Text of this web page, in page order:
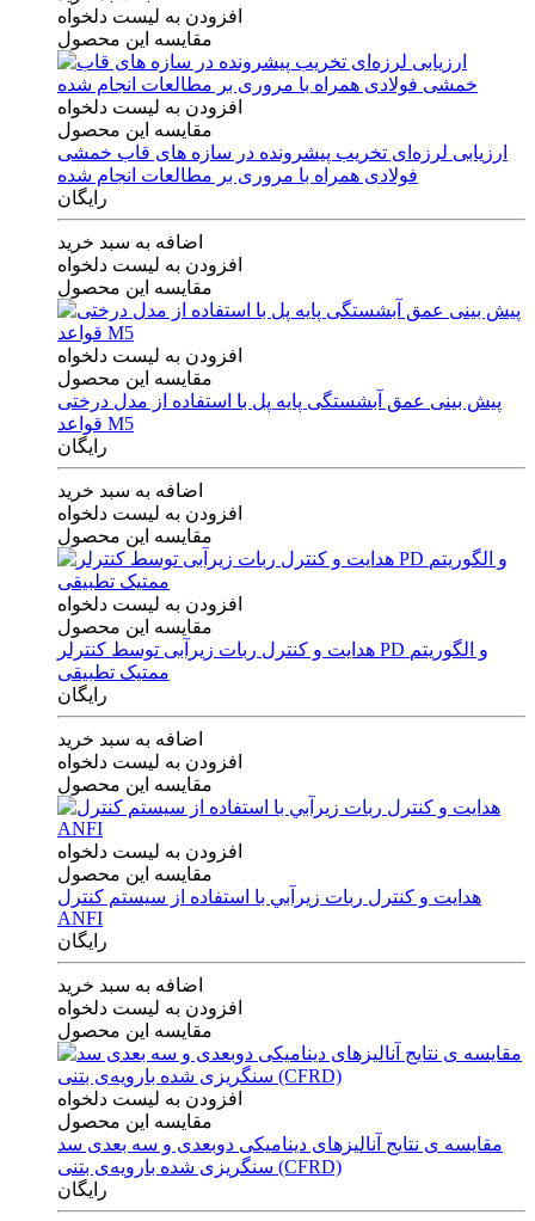
افزودن به لیست دلخواه
مقایسه این محصول
افزودن به لیست دلخواه
مقایسه این محصول
ارزیابی لرزه‌ای تخریب پیشرونده در سازه های قاب خمشی
فولادی همراه با مروری بر مطالعات انجام شده
رایگان
اضافه به سبد خرید
افزودن به لیست دلخواه
مقایسه این محصول
افزودن به لیست دلخواه
مقایسه این محصول
پیش بینی عمق آبشستگی پایه پل با استفاده از مدل درختی
قواعد M5
رایگان
اضافه به سبد خرید
افزودن به لیست دلخواه
مقایسه این محصول
افزودن به لیست دلخواه
مقایسه این محصول
هدایت و کنترل ربات زیرآبی توسط کنترلر PD و الگوریتم
ممتیک تطبیقی
رایگان
اضافه به سبد خرید
افزودن به لیست دلخواه
مقایسه این محصول
افزودن به لیست دلخواه
مقایسه این محصول
هدايت و كنترل ربات زيرآبي با استفاده از سيستم كنترل
ANFI
رایگان
اضافه به سبد خرید
افزودن به لیست دلخواه
مقایسه این محصول
افزودن به لیست دلخواه
مقایسه این محصول
مقایسه ی‌ نتایج آنالیزهای‌ دینامیکی‌ دوبعدی‌ و‌ سه بعدی‌ سد
سنگریزی‌ شده با‌رویه‌ی‌ بتنی‌ (CFRD)
رایگان